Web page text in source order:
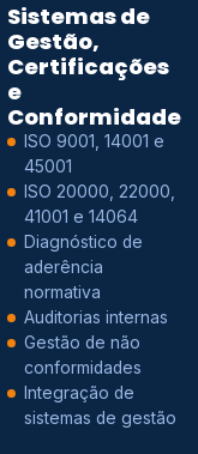
Sistemas de
Gestão,
Certificações
e
Conformidade
ISO 9001, 14001 e
45001
ISO 20000, 22000,
41001 e 14064
Diagnóstico de
aderência
normativa
Auditorias internas
Gestão de não
conformidades
Integração de
sistemas de gestão